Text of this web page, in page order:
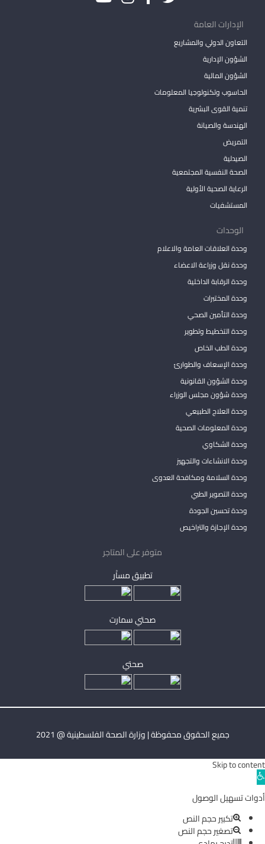
الإدارات العامة
التعاون الدولي والمشاريع
الشؤون الإدارية
الشؤون المالية
الحاسوب وتكنولوجيا المعلومات
تنمية القوى البشرية
الهندسة والصيانة
التمريض
الصيدلية
الصحة النفسية المجتمعية
الرعاية الصحية الأولية
المستشفيات
الوحدات
وحدة العلاقات العامة والاعلام
وحدة نقل وزراعة الاعضاء
وحدة الرقابة الداخلية
وحدة المختبرات
وحدة التأمين الصحي
وحدة التخطيط وتطوير
وحدة الطب الخاص
وحدة الإسعاف والطوارئ
وحدة الشؤون القانونية
وحدة شؤون مجلس الوزراء
وحدة العلاج الطبيعي
وحدة المعلومات الصحية
وحدة الشكاوي
وحدة الانشاءات والتجهيز
وحدة السلامة ومكافحة العدوى
وحدة التصوير الطبي
وحدة تحسين الجودة
وحدة الإجازة والتراخيص
متوفر على المتاجر
تطبيق مساْر
صحتي سمارت
صحتي
جميع الحقوق محفوظة | وزارة الصحة الفلسطينية @ 2021
Skip to content
Open
toolbar
أدوات تسهيل الوصول
تكبير حجم النص
تصغير حجم النص